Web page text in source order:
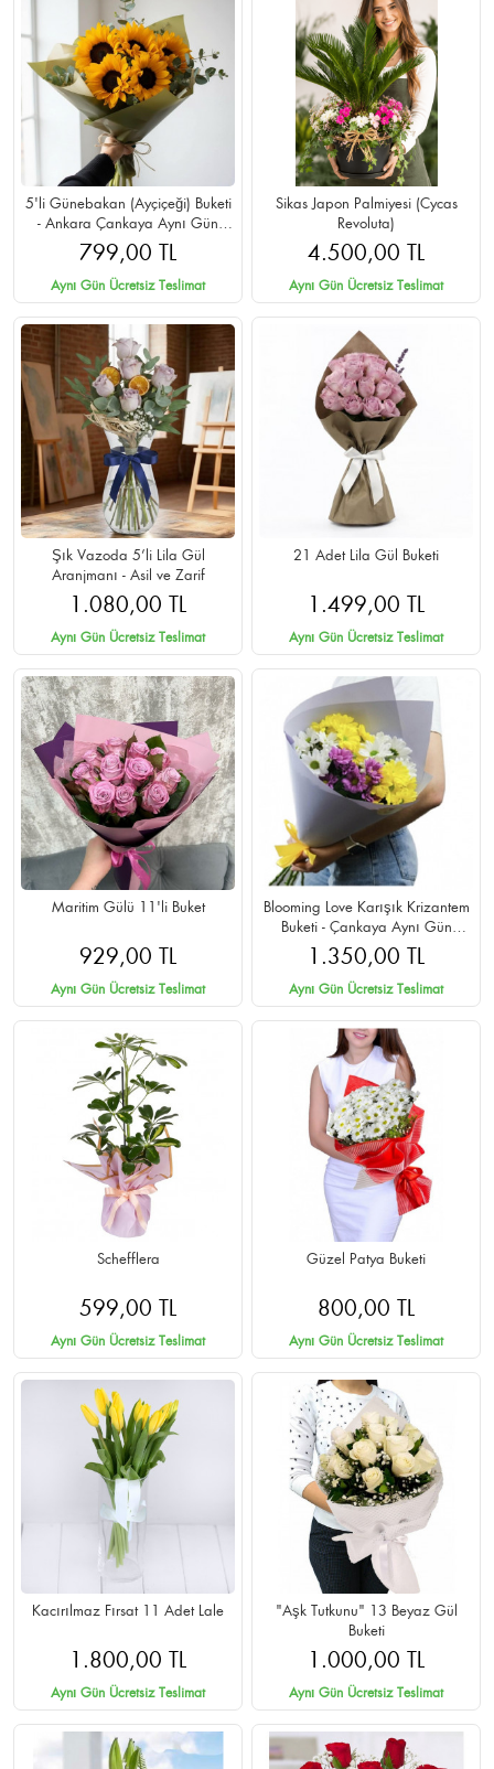
5'li Günebakan (Ayçiçeği) Buketi
- Ankara Çankaya Aynı Gün
Teslimat
799,00 TL
Aynı Gün Ücretsiz Teslimat
Sikas Japon Palmiyesi (Cycas
Revoluta)
4.500,00 TL
Aynı Gün Ücretsiz Teslimat
Şık Vazoda 5’li Lila Gül
Aranjmanı - Asil ve Zarif
1.080,00 TL
Aynı Gün Ücretsiz Teslimat
21 Adet Lila Gül Buketi
1.499,00 TL
Aynı Gün Ücretsiz Teslimat
Maritim Gülü 11'li Buket
929,00 TL
Aynı Gün Ücretsiz Teslimat
Blooming Love Karışık Krizantem
Buketi - Çankaya Aynı Gün
Teslimat
1.350,00 TL
Aynı Gün Ücretsiz Teslimat
Schefflera
599,00 TL
Aynı Gün Ücretsiz Teslimat
Güzel Patya Buketi
800,00 TL
Aynı Gün Ücretsiz Teslimat
Kacırılmaz Fırsat 11 Adet Lale
1.800,00 TL
Aynı Gün Ücretsiz Teslimat
"Aşk Tutkunu" 13 Beyaz Gül
Buketi
1.000,00 TL
Aynı Gün Ücretsiz Teslimat